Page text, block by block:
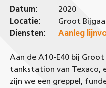
Datum:
2020
Locatie:
Groot
Diensten:
Aanleg
Aan de A10-E40 bij
tankstation van Texaco,
zijn we een greppel,